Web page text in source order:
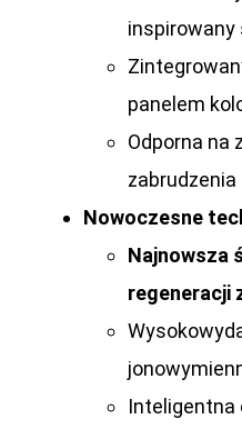
panelem
Odporna na
Nowoczesne
Najnowsza
regeneracji
Inteligentna